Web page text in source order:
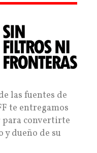
las fuentes de
te entregamos
para convertirte
dueño de su